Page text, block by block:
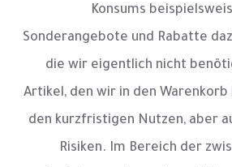
Konsums
Sonderangebote und Rabatte
die wir eigentlich nicht
Artikel, den wir in den
den kurzfristigen Nutzen, aber
Risiken. Im Bereich der